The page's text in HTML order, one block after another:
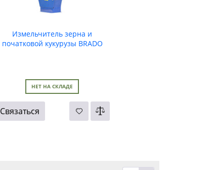
Измельчитель зерна и
початковой кукурузы BRADO
НЕТ НА СКЛАДЕ
Связаться